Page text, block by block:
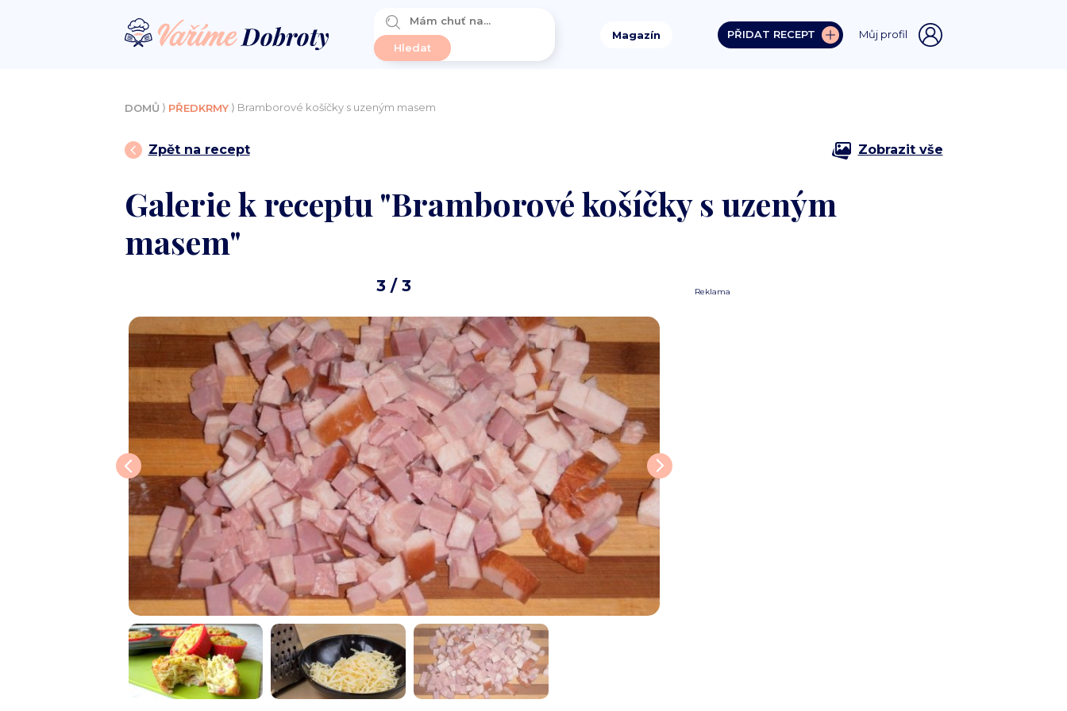
Magazín PŘIDAT RECEPT Můj profil
DOMŮ ⟩ PŘEDKRMY⟩ Bramborové košíčky s uzeným masem
Zpět na recept Zobrazit vše
Galerie k receptu "Bramborové košíčky s uzeným
masem"
3 / 3 Reklama